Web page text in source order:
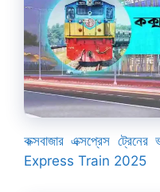
কক্সবাজার এক্সপ্রেস
Express Train 2025